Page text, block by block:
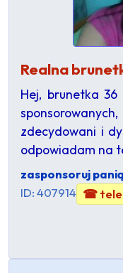
Realna
Hej, brunetka
zdecydowani i
odpowiadam na
zasponsoruj panią
ID: 407914 ☎